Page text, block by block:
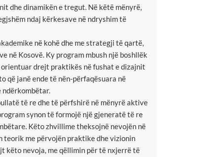
dhe dinamikën e tregut. Në këtë mënyrë,
ndaj kërkesave në ndryshim të
në kohë dhe me strategji të qartë,
në Kosovë. Ky program mbush një boshllëk
drejt praktikës në fushat e dizajnit
që janë ende të nën-përfaqësuara në
ndërkombëtar.
të re dhe të përfshirë në mënyrë aktive
synon të formojë një gjeneratë të re
Këto zhvillime theksojnë nevojën në
me përvojën praktike dhe vizionin
këto nevoja, me qëllimin për të nxjerrë të